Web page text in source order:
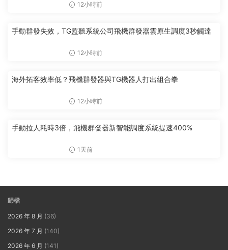
12小時前
手動群發失效，TG監聽系統公司飛機群發器雲原生調度3秒觸達
12小時前
海外拓客效率低？飛機群發器與TG機器人打出組合拳
12小時前
手動拉人耗時3倍，飛機群發器新智能調度系統提速400%
1天前
歸檔
2026 年 8 月 (36)
2026 年 7 月 (140)
2026 年 6 月 (141)